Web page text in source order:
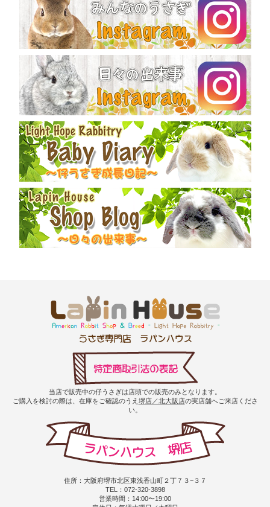
当店で販売中の仔うさぎは店頭での販売のみとなります。
ご購入を検討の際は、在庫をご確認のうえ 堺店／北大阪店の実店舗へご来店くださ
い。
住所：大阪府堺市北区東浅香山町２丁７３−３７
TEL：072-320-3898
営業時間：14:00〜19:00